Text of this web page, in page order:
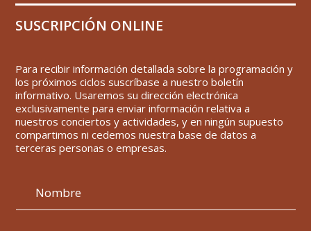
SUSCRIPCIÓN ONLINE
Para recibir información detallada sobre la programación y
los próximos ciclos suscríbase a nuestro boletín
informativo. Usaremos su dirección electrónica
exclusivamente para enviar información relativa a
nuestros conciertos y actividades, y en ningún supuesto
compartimos ni cedemos nuestra base de datos a
terceras personas o empresas.